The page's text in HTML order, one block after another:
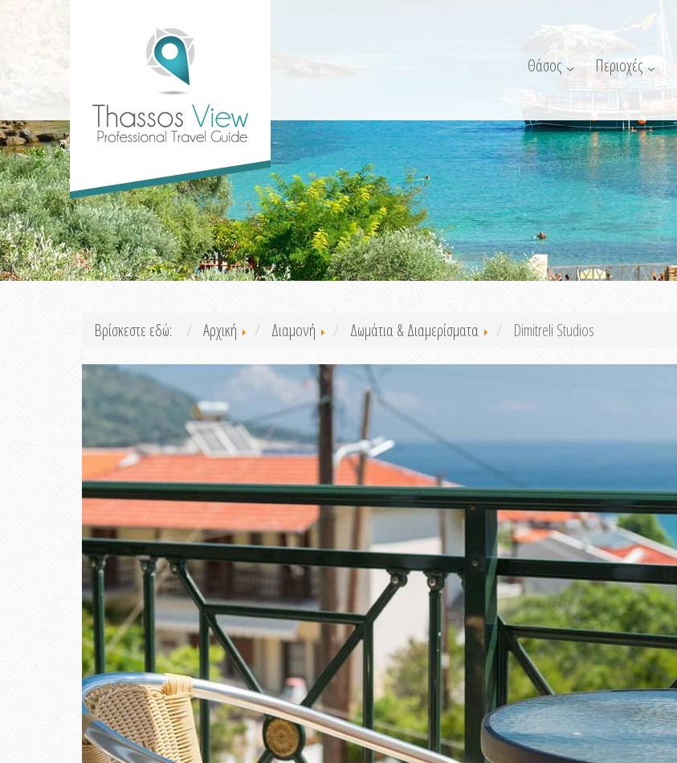
Θάσος Περιοχές
Βρίσκεστε εδώ: Αρχική Διαμονή Δωμάτια & Διαμερίσματα Dimitreli Studios